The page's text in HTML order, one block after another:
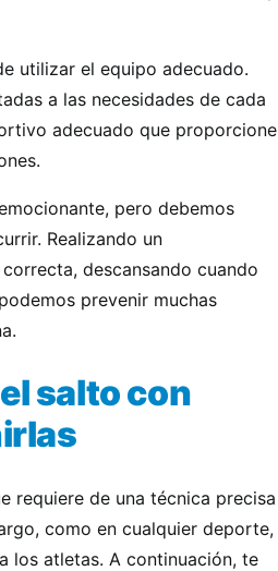
utilizar el equipo adecuado.
a las necesidades de cada
adecuado que proporcione
pero debemos
Realizando un
descansando cuando
prevenir muchas
salto con
requiere de una técnica precisa
como en cualquier deporte,
los atletas. A continuación, te